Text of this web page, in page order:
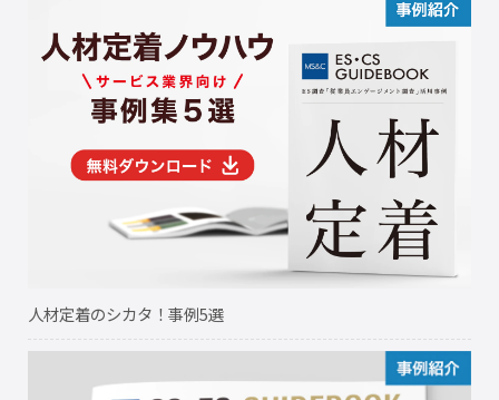
人材定着のシカタ！事例5選